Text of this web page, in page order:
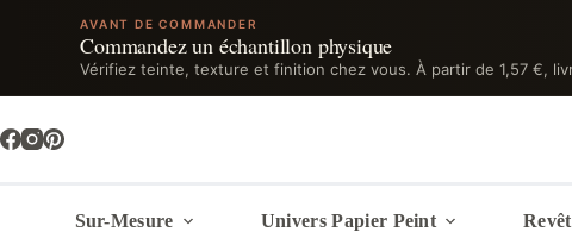
AVANT DE COMMANDER
Commandez un échantillon physique
Vérifiez teinte, texture et finition chez vous. À partir de 1,57 €,
au
contenu
Sur-Mesure Univers Papier Peint